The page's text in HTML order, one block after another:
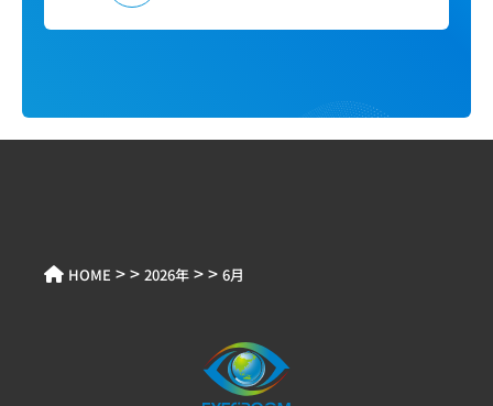
HOME > > 2026年 > > 6月